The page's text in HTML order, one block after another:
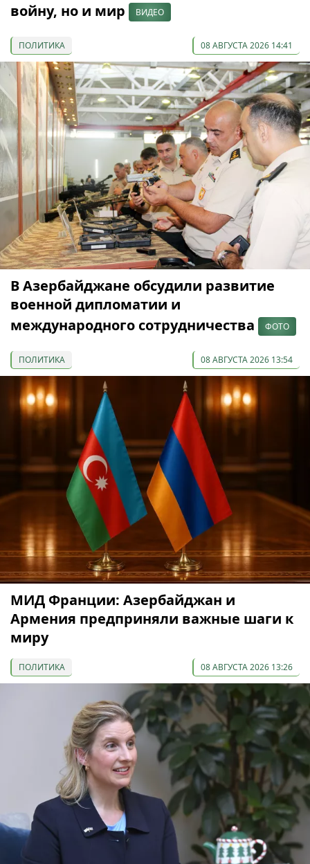
войну, но и мир
ВИДЕО
ПОЛИТИКА 08 АВГУСТА 2026 14:41
В Азербайджане обсудили развитие
военной дипломатии и
международного сотрудничества
ФОТО
ПОЛИТИКА 08 АВГУСТА 2026 13:54
МИД Франции: Азербайджан и
Армения предприняли важные шаги к
миру
ПОЛИТИКА 08 АВГУСТА 2026 13:26